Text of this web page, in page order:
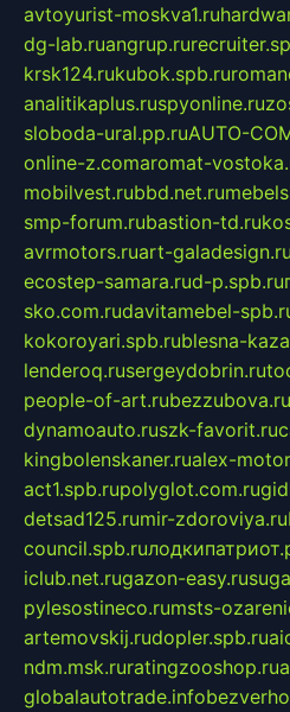
avtoyurist-moskva1.ru
dg-lab.ruangrup.ru
krsk124.rukubok.spb.ru
analitikaplus.ruspyonline.ru
sloboda-ural.pp.ruAUTO-
online-z.comaromat-
mobilvest.rubbd.net.ru
smp-forum.rubastion-td.ru
avrmotors.ruart-galadesign.ru
ecostep-samara.rud-p.spb.ru
sko.com.rudavitamebel-
kokoroyari.spb.rublesna-
lenderoq.rusergeydobrin.ru
people-of-art.rubezzubova.ru
dynamoauto.ruszk-favorit.ru
kingbolenskaner.rualex-
act1.spb.rupolyglot.com.ru
detsad125.rumir-zdoroviya.ru
council.spb.ru
iclub.net.rugazon-easy.ru
pylesostineco.rumsts-
artemovskij.rudopler.spb.ru
ndm.msk.ruratingzooshop.ru
globalautotrade.info